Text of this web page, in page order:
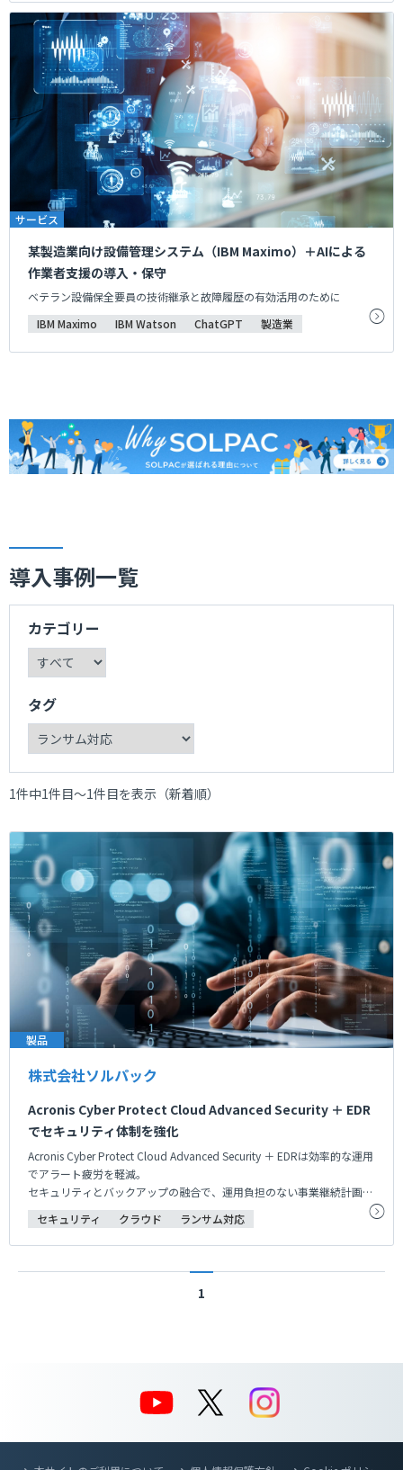
サービス
某製造業向け設備管理システム（IBM Maximo）＋AIによる
作業者支援の導入・保守
ベテラン設備保全要員の技術継承と故障履歴の有効活用のために
IBM Maximo
IBM Watson ChatGPT 製造業
導入事例一覧
カテゴリー
タグ
1件中1件目～1件目を表示（新着順）
製品
株式会社ソルパック
Acronis Cyber Protect Cloud Advanced Security ＋ EDR
でセキュリティ体制を強化
Acronis Cyber Protect Cloud Advanced Security ＋ EDRは効率的な運用
でアラート疲労を軽減。
セキュリティとバックアップの融合で、運用負担のない事業継続計画を
実現しています。
セキュリティ クラウド ランサム対応
1